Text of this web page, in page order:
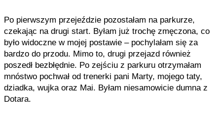
Po pierwszym przejeździe pozostałam na parkurze,
czekając na drugi start. Byłam już trochę zmęczona, co
było widoczne w mojej postawie – pochylałam się za
bardzo do przodu. Mimo to, drugi przejazd również
poszedł bezbłędnie. Po zejściu z parkuru otrzymałam
mnóstwo pochwał od trenerki pani Marty, mojego taty,
dziadka, wujka oraz Mai. Byłam niesamowicie dumna z
Dotara.